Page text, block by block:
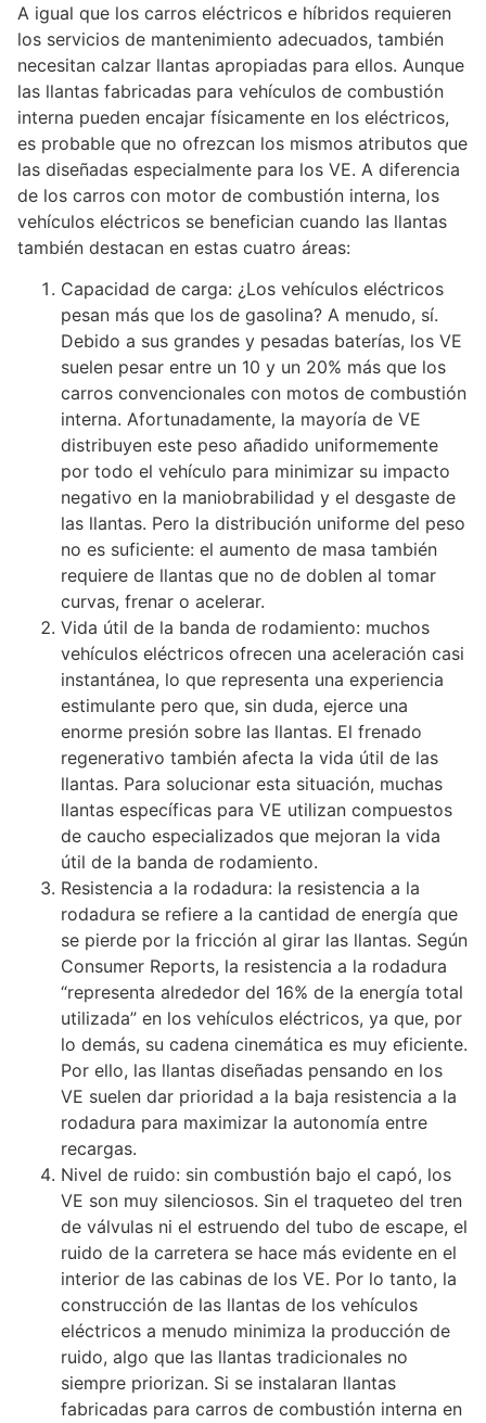
A igual que los carros eléctricos e híbridos requieren
los servicios de mantenimiento adecuados, también
necesitan calzar llantas apropiadas para ellos. Aunque
las llantas fabricadas para vehículos de combustión
interna pueden encajar físicamente en los eléctricos,
es probable que no ofrezcan los mismos atributos que
las diseñadas especialmente para los VE. A diferencia
de los carros con motor de combustión interna, los
vehículos eléctricos se benefician cuando las llantas
también destacan en estas cuatro áreas:
Capacidad de carga: ¿Los vehículos eléctricos
pesan más que los de gasolina? A menudo, sí.
Debido a sus grandes y pesadas baterías, los VE
suelen pesar entre un 10 y un 20% más que los
carros convencionales con motos de combustión
interna. Afortunadamente, la mayoría de VE
distribuyen este peso añadido uniformemente
por todo el vehículo para minimizar su impacto
negativo en la maniobrabilidad y el desgaste de
las llantas. Pero la distribución uniforme del peso
no es suficiente: el aumento de masa también
requiere de llantas que no de doblen al tomar
curvas, frenar o acelerar.
Vida útil de la banda de rodamiento: muchos
vehículos eléctricos ofrecen una aceleración casi
instantánea, lo que representa una experiencia
estimulante pero que, sin duda, ejerce una
enorme presión sobre las llantas. El frenado
regenerativo también afecta la vida útil de las
llantas. Para solucionar esta situación, muchas
llantas específicas para VE utilizan compuestos
de caucho especializados que mejoran la vida
útil de la banda de rodamiento.
Resistencia a la rodadura: la resistencia a la
rodadura se refiere a la cantidad de energía que
se pierde por la fricción al girar las llantas. Según
Consumer Reports, la resistencia a la rodadura
“representa alrededor del 16% de la energía total
utilizada” en los vehículos eléctricos, ya que, por
lo demás, su cadena cinemática es muy eficiente.
Por ello, las llantas diseñadas pensando en los
VE suelen dar prioridad a la baja resistencia a la
rodadura para maximizar la autonomía entre
recargas.
Nivel de ruido: sin combustión bajo el capó, los
VE son muy silenciosos. Sin el traqueteo del tren
de válvulas ni el estruendo del tubo de escape, el
ruido de la carretera se hace más evidente en el
interior de las cabinas de los VE. Por lo tanto, la
construcción de las llantas de los vehículos
eléctricos a menudo minimiza la producción de
ruido, algo que las llantas tradicionales no
siempre priorizan. Si se instalaran llantas
fabricadas para carros de combustión interna en